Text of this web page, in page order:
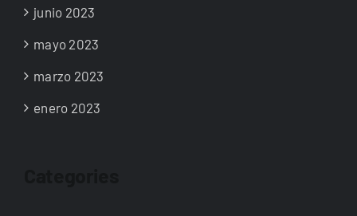
junio 2023
mayo 2023
marzo 2023
enero 2023